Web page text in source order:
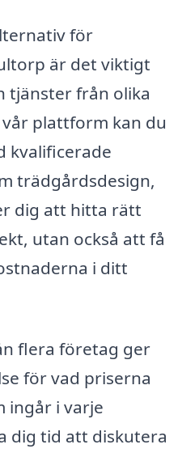
för
är det viktigt
tjänster från olika
plattform kan du
kvalificerade
trädgårdsdesign,
dig att hitta rätt
utan också att få
i ditt
flera företag ger
för vad priserna
ingår i varje
dig tid att diskutera